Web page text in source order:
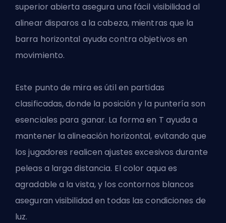
superior abierta asegura una fácil visibilidad al
alinear disparos a la cabeza, mientras que la
barra horizontal ayuda contra objetivos en
movimiento.
Este punto de mira es útil en partidas
clasificadas, donde la posición y la puntería son
esenciales para ganar. La forma en T ayuda a
mantener la alineación horizontal, evitando que
los jugadores realicen ajustes excesivos durante
peleas a larga distancia. El color aqua es
agradable a la vista, y los contornos blancos
aseguran visibilidad en todas las condiciones de
luz.